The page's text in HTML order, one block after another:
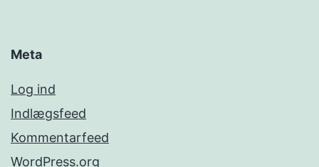
Meta
Log ind
Indlægsfeed
Kommentarfeed
WordPress.org